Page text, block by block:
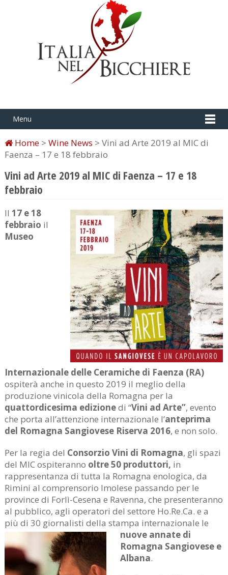
Menu
Home> Wine News > Vini ad Arte 2019 al MIC di
Faenza – 17 e 18 febbraio
Vini ad Arte 2019 al MIC di Faenza – 17 e 18
febbraio
Il 17 e 18
febbraio il
Museo
Internazionale delle Ceramiche di Faenza (RA)
ospiterà anche in questo 2019 il meglio della
produzione vinicola della Romagna per la
quattordicesima edizionedi “Vini ad Arte”, evento
che porta all’attenzione internazionale l’anteprima
del Romagna Sangiovese Riserva 2016, e non solo.
Per la regia del Consorzio Vini di Romagna, gli spazi
del MIC ospiteranno oltre 50 produttori, in
rappresentanza di tutta la Romagna enologica, da
Rimini al comprensorio Imolese passando per le
province di Forlì-Cesena e Ravenna, che presenteranno
al pubblico, agli operatori del settore Ho.Re.Ca. e a
più di 30 giornalisti della stampa internazionale le
nuove annate di
Romagna Sangiovese e
Albana.